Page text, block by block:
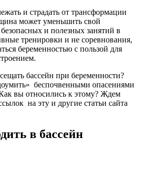
и страдать от трансформации
может уменьшить свой
и полезных занятий в
тренировки и не соревнования,
беременностью с пользой для
бассейн при беременности?
беспочвенными опасениями
вы относились к этому? Ждем
на эту и другие статьи сайта
в бассейн